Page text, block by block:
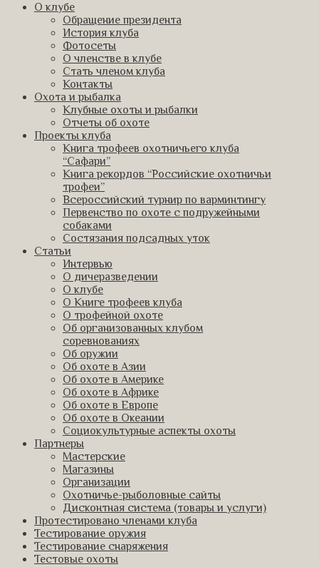
О клубе
Обращение президента
История клуба
Фотосеты
О членстве в клубе
Стать членом клуба
Контакты
Охота и рыбалка
Клубные охоты и рыбалки
Отчеты об охоте
Проекты клуба
Книга трофеев охотничьего клуба
“Сафари”
Книга рекордов “Российские охотничьи
трофеи”
Всероссийский турнир по варминтингу
Первенство по охоте с подружейными
собаками
Состязания подсадных уток
Статьи
Интервью
О дичеразведении
О клубе
О Книге трофеев клуба
О трофейной охоте
Об организованных клубом
соревнованиях
Об оружии
Об охоте в Азии
Об охоте в Америке
Об охоте в Африке
Об охоте в Европе
Об охоте в Океании
Социокультурные аспекты охоты
Партнеры
Мастерские
Магазины
Организации
Охотничье-рыболовные сайты
Дисконтная система (товары и услуги)
Протестировано членами клуба
Тестирование оружия
Тестирование снаряжения
Тестовые охоты